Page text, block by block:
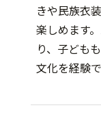
きや民族衣
楽しめます
り、子ども
文化を経験